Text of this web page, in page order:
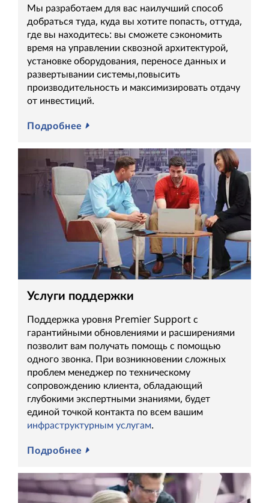
Мы разработаем для вас наилучший способ
добраться туда, куда вы хотите попасть, оттуда,
где вы находитесь: вы сможете сэкономить
время на управлении сквозной архитектурой,
установке оборудования, переносе данных и
развертывании системы,повысить
производительность и максимизировать отдачу
от инвестиций.
Подробнее
Услуги поддержки
Поддержка уровня Premier Support с
гарантийными обновлениями и расширениями
позволит вам получать помощь с помощью
одного звонка. При возникновении сложных
проблем менеджер по техническому
сопровождению клиента, обладающий
глубокими экспертными знаниями, будет
единой точкой контакта по всем вашим
инфраструктурным услугам.
Подробнее